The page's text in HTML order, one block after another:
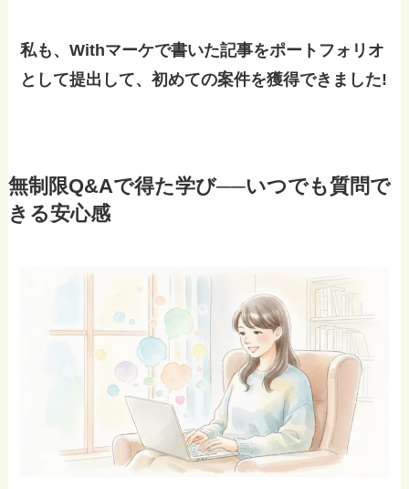
私も、Withマーケで書いた記事をポートフォリオ
として提出して、初めての案件を獲得できました!
無制限Q&Aで得た学び──いつでも質問で
きる安心感